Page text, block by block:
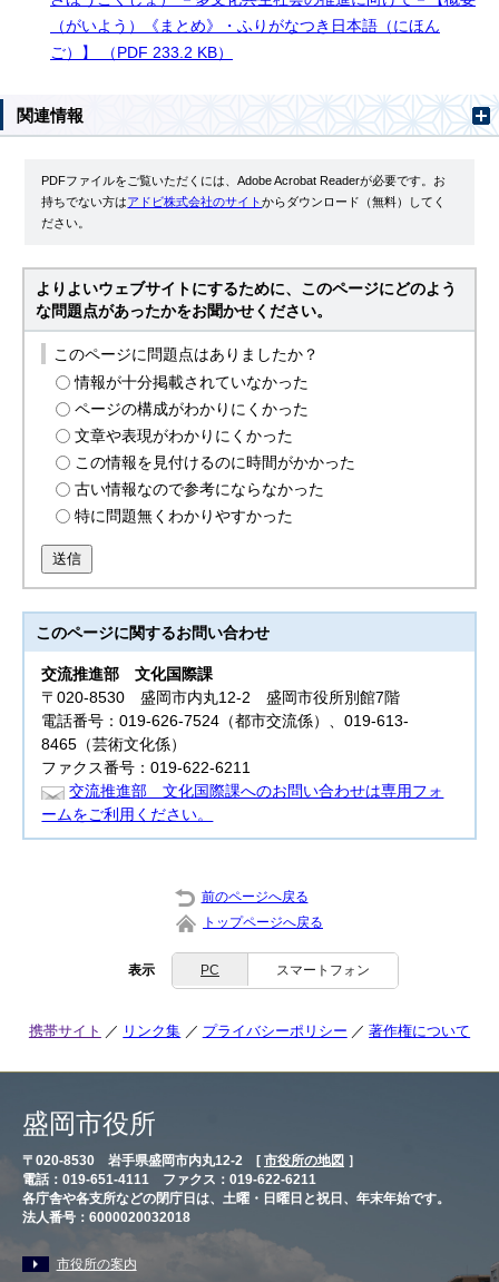
（がいよう）《まとめ》・ふりがなつき日本語（にほん
ご）】 （PDF 233.2 KB）
関連情報
PDFファイルをご覧いただくには、Adobe Acrobat Readerが必要です。お
持ちでない方はアドビ株式会社のサイトからダウンロード（無料）してく
ださい。
よりよいウェブサイトにするために、このページにどのよう
な問題点があったかをお聞かせください。
このページに問題点はありましたか？
情報が十分掲載されていなかった
ページの構成がわかりにくかった
文章や表現がわかりにくかった
この情報を見付けるのに時間がかかった
古い情報なので参考にならなかった
特に問題無くわかりやすかった
送信
このページに関するお問い合わせ
交流推進部文化国際課
〒020-8530 盛岡市内丸12-2 盛岡市役所別館7階
電話番号：019-626-7524（都市交流係）、019-613-
8465（芸術文化係）
ファクス番号：019-622-6211
交流推進部 文化国際課へのお問い合わせは専用フォ
ームをご利用ください。
前のページへ戻る
トップページへ戻る
表示 PC スマートフォン
携帯サイト リンク集 プライバシーポリシー 著作権について
盛岡市役所
〒020-8530 岩手県盛岡市内丸12-2 [ 市役所の地図 ］
電話：019-651-4111 ファクス：019-622-6211
各庁舎や各支所などの閉庁日は、土曜・日曜日と祝日、年末年始です。
法人番号：6000020032018
市役所の案内